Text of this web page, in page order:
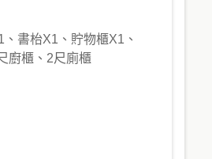
書枱X1、貯物櫃X1、
廚櫃、2尺廁櫃